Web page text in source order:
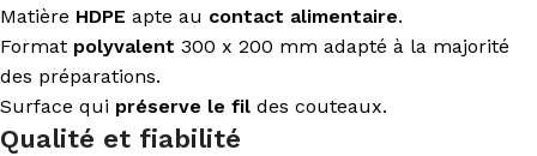
Matière HDPE apte au contact alimentaire.
Format polyvalent 300 x 200 mm adapté à la majorité
des préparations.
Surface qui préserve le fil des couteaux.
Qualité et fiabilité